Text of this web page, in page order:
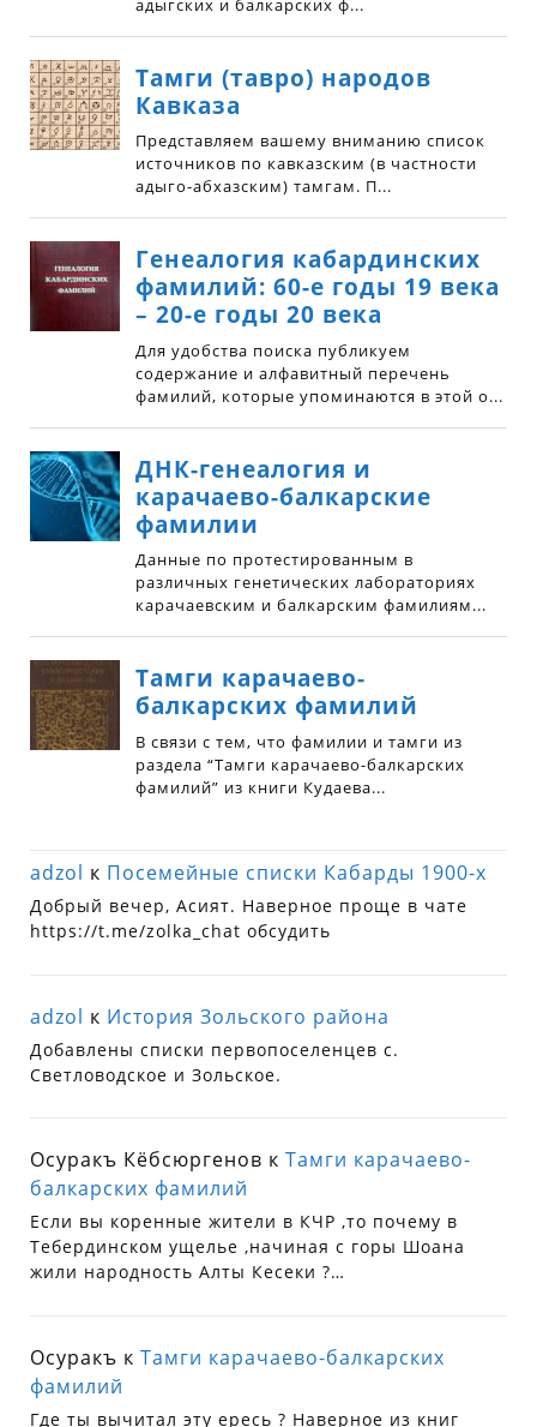
adzol к Посемейные списки Кабарды 1900-х
Добрый вечер, Асият. Наверное проще в чате
https://t.me/zolka_chat обсудить
adzol к История Зольского района
Добавлены списки первопоселенцев с.
Светловодское и Зольское.
Осуракъ Кёбсюргенов кТамги карачаево-
балкарских фамилий
Если вы коренные жители в КЧР ,то почему в
Тебердинском ущелье ,начиная с горы Шоана
жили народность Алты Кесеки ?…
Осуракъ кТамги карачаево-балкарских
фамилий
Где ты вычитал эту ересь ? Наверное из книг